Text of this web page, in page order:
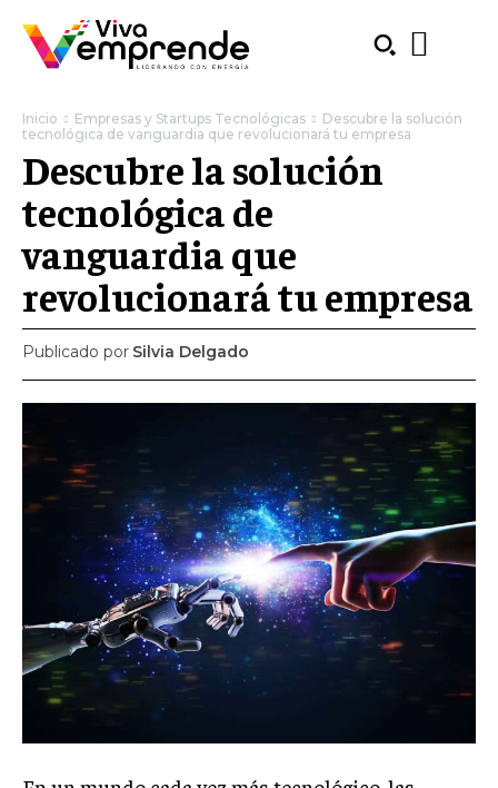
Welcome to Liberty Case
We have a curated list of the most noteworthy news from all
across the globe. With any subscription plan, you get access
exclusive articlesthat let you stay ahead of the curve.
Your Profile
NEWS LIFESTYLE PUBLIC OPINION
Inicio Empresas y Startups Tecnológicas
Descubre la solución
tecnológica de vanguardia que revolucionará tu empresa
Descubre la solución
tecnológica de
vanguardia que
revolucionará tu empresa
Publicado por Silvia Delgado